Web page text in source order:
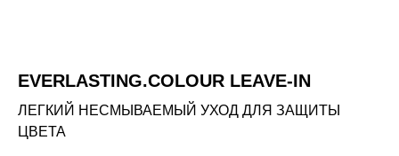
EVERLASTING.COLOUR LEAVE-IN
ЛЕГКИЙ НЕСМЫВАЕМЫЙ УХОД ДЛЯ ЗАЩИТЫ
ЦВЕТА